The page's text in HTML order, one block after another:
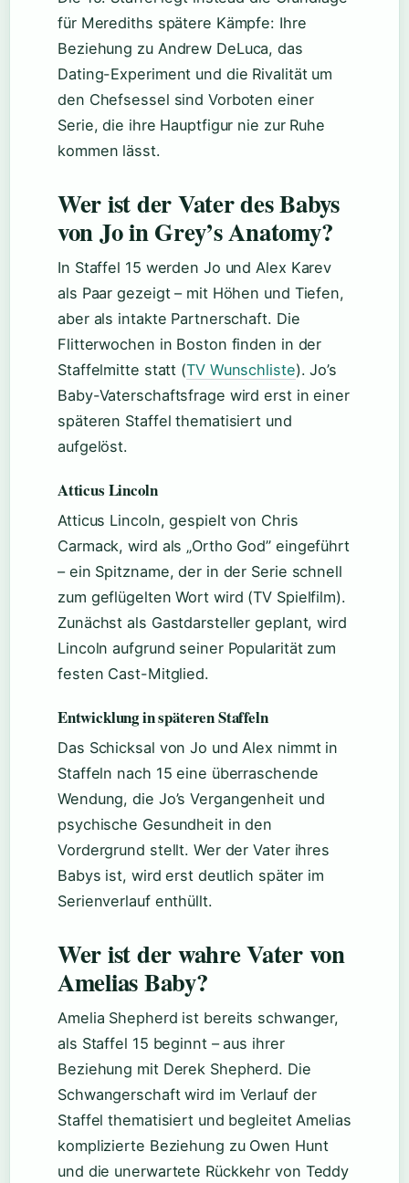
für Merediths spätere Kämpfe: Ihre
Beziehung zu Andrew DeLuca, das
Dating-Experiment und die Rivalität um
den Chefsessel sind Vorboten einer
Serie, die ihre Hauptfigur nie zur Ruhe
kommen lässt.
Wer ist der Vater des Babys
von Jo in Grey’s Anatomy?
In Staffel 15 werden Jo und Alex Karev
als Paar gezeigt – mit Höhen und Tiefen,
aber als intakte Partnerschaft. Die
Flitterwochen in Boston finden in der
Staffelmitte statt (TV Wunschliste). Jo’s
Baby-Vaterschaftsfrage wird erst in einer
späteren Staffel thematisiert und
aufgelöst.
Atticus Lincoln
Atticus Lincoln, gespielt von Chris
Carmack, wird als „Ortho God” eingeführt
– ein Spitzname, der in der Serie schnell
zum geflügelten Wort wird (TV Spielfilm).
Zunächst als Gastdarsteller geplant, wird
Lincoln aufgrund seiner Popularität zum
festen Cast-Mitglied.
Entwicklung in späteren Staffeln
Das Schicksal von Jo und Alex nimmt in
Staffeln nach 15 eine überraschende
Wendung, die Jo’s Vergangenheit und
psychische Gesundheit in den
Vordergrund stellt. Wer der Vater ihres
Babys ist, wird erst deutlich später im
Serienverlauf enthüllt.
Wer ist der wahre Vater von
Amelias Baby?
Amelia Shepherd ist bereits schwanger,
als Staffel 15 beginnt – aus ihrer
Beziehung mit Derek Shepherd. Die
Schwangerschaft wird im Verlauf der
Staffel thematisiert und begleitet Amelias
komplizierte Beziehung zu Owen Hunt
und die unerwartete Rückkehr von Teddy